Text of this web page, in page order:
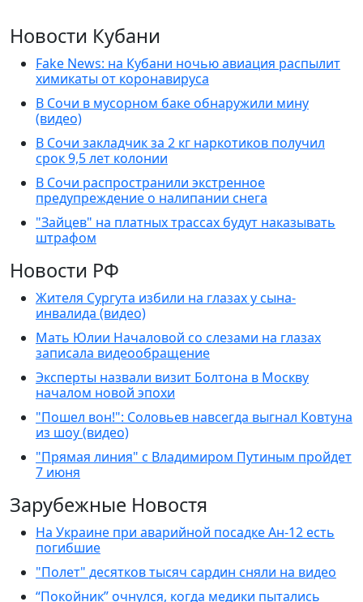
Новости Кубани
Fake News: на Кубани ночью авиация распылит
химикаты от коронавируса
В Сочи в мусорном баке обнаружили мину
(видео)
В Сочи закладчик за 2 кг наркотиков получил
срок 9,5 лет колонии
В Сочи распространили экстренное
предупреждение о налипании снега
"Зайцев" на платных трассах будут наказывать
штрафом
Новости РФ
Жителя Сургута избили на глазах у сына-
инвалида (видео)
Мать Юлии Началовой со слезами на глазах
записала видеообращение
Эксперты назвали визит Болтона в Москву
началом новой эпохи
"Пошел вон!": Соловьев навсегда выгнал Ковтуна
из шоу (видео)
"Прямая линия" с Владимиром Путиным пройдет
7 июня
Зарубежные Новостя
На Украине при аварийной посадке Ан-12 есть
погибшие
"Полет" десятков тысяч сардин сняли на видео
“Покойник” очнулся, когда медики пытались